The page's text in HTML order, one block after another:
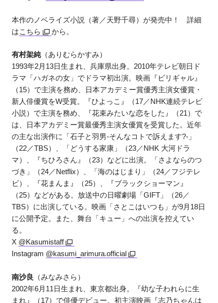
本作のノベライズ小説（著／天野千尋）が発売中！ 詳細
はこちら から。
有村架純（ありむらかすみ）
1993年2月13日生まれ、兵庫県出身。2010年テレビ朝日ド
ラマ「ハガネの女」でドラマ初出演。映画『ビリギャル』
（15）で主演を務め、日本アカデミー賞優秀主演女優賞・
新人俳優賞をW受賞。『ひよっこ』（17／NHK連続テレビ
小説）で主演を務め、『花束みたいな恋をした』（21）で
は、日本アカデミー賞最優秀主演女優賞を受賞した。近年
の主な出演作に「石子と羽男-そんなコトで訴えます?-」
（22／TBS）、「どうする家康」（23／NHK 大河ドラ
マ）、『ちひろさん』（23）などに出演。「さよならのつ
づき」（24／Netflix）、「海のはじまり」（24／フジテレ
ビ）、『花まんま』（25）、『ブラックショーマン』
（25）などがある。放送中の日曜劇場「GIFT」（26／
TBS）に出演している。映画「さとこはいつも」が9月18日
に公開予定。また、舞台「キュー」への出演を控えてい
る。
X @Kasumistaff
Instagram @kasumi_arimura.official
南沙良
（みなみさら）
2002年6月11日生まれ、東京都出身。『幼な子われらに生
まれ』（17）で俳優デビュー。初主演映画『志乃ちゃんは